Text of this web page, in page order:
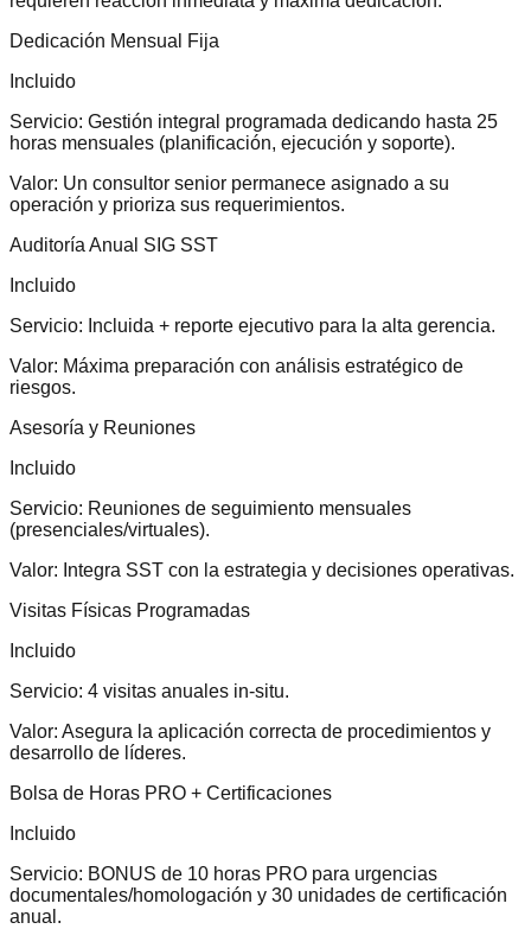
Dedicación Mensual Fija
Incluido
Servicio: Gestión integral programada dedicando hasta 25
horas mensuales (planificación, ejecución y soporte).
Valor: Un consultor senior permanece asignado a su
operación y prioriza sus requerimientos.
Auditoría Anual SIG SST
Incluido
Servicio: Incluida + reporte ejecutivo para la alta gerencia.
Valor: Máxima preparación con análisis estratégico de
riesgos.
Asesoría y Reuniones
Incluido
Servicio: Reuniones de seguimiento mensuales
(presenciales/virtuales).
Valor: Integra SST con la estrategia y decisiones operativas.
Visitas Físicas Programadas
Incluido
Servicio: 4 visitas anuales in-situ.
Valor: Asegura la aplicación correcta de procedimientos y
desarrollo de líderes.
Bolsa de Horas PRO + Certificaciones
Incluido
Servicio: BONUS de 10 horas PRO para urgencias
documentales/homologación y 30 unidades de certificación
anual.